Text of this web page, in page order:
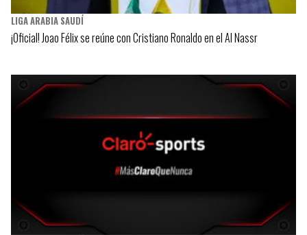
LIGA ARABIA SAUDÍ
¡Oficial! Joao Félix se reúne con Cristiano Ronaldo en el Al Nassr